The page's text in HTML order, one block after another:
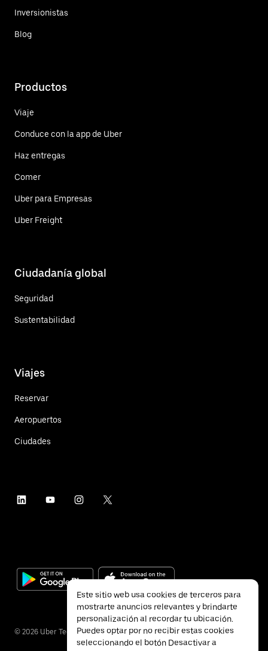
Inversionistas
Blog
Productos
Viaje
Conduce con la app de Uber
Haz entregas
Comer
Uber para Empresas
Uber Freight
Ciudadanía global
Seguridad
Sustentabilidad
Viajes
Reservar
Aeropuertos
Ciudades
© 2026 Uber Technologies Inc.
Este sitio web usa cookies de terceros para
mostrarte anuncios relevantes y brindarte
personalización al recordar tu ubicación.
Puedes optar por no recibir estas cookies
seleccionando el botón Desactivar a